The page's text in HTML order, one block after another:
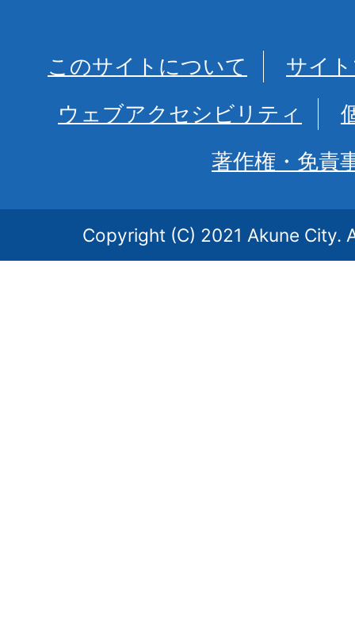
このサイトについて
サイ
ウェブアクセシビリティ
著作権・免責
Copyright (C) 2021 Akune City.